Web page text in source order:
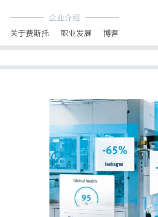
企业介绍
关于费斯托
职业发展 博客